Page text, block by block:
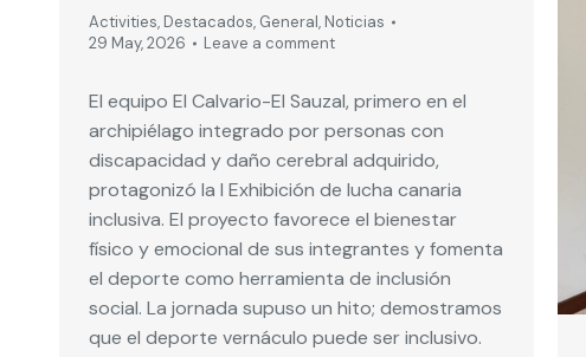
Activities, Destacados, General, Noticias
29 May, 2026
Leave a comment
El equipo El Calvario-El Sauzal, primero en el
archipiélago integrado por personas con
discapacidad y daño cerebral adquirido,
protagonizó la I Exhibición de lucha canaria
inclusiva. El proyecto favorece el bienestar
físico y emocional de sus integrantes y fomenta
el deporte como herramienta de inclusión
social. La jornada supuso un hito; demostramos
que el deporte vernáculo puede ser inclusivo.